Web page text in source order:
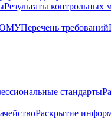
Результаты контрольных
Перечень требований
стандарты
Раскрытие